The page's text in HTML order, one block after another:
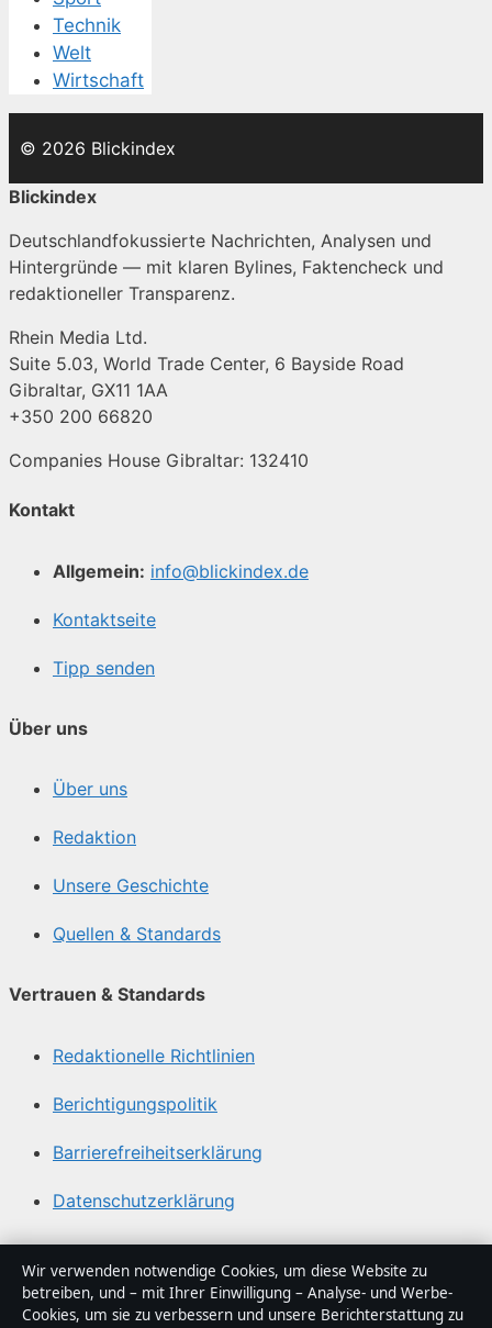
Technik
Welt
Wirtschaft
© 2026 Blickindex
Blickindex
Deutschlandfokussierte Nachrichten, Analysen und
Hintergründe — mit klaren Bylines, Faktencheck und
redaktioneller Transparenz.
Rhein Media Ltd.
Suite 5.03, World Trade Center, 6 Bayside Road
Gibraltar, GX11 1AA
+350 200 66820
Companies House Gibraltar: 132410
Kontakt
Allgemein: info@blickindex.de
Kontaktseite
Tipp senden
Über uns
Über uns
Redaktion
Unsere Geschichte
Quellen & Standards
Vertrauen & Standards
Redaktionelle Richtlinien
Berichtigungspolitik
Barrierefreiheitserklärung
Datenschutzerklärung
Über Blickindex in Kürze
Blickindex ist ein unabhängiger digitaler
Wir verwenden notwendige Cookies, um diese Website zu
betreiben, und – mit Ihrer Einwilligung – Analyse- und Werbe-
Cookies, um sie zu verbessern und unsere Berichterstattung zu